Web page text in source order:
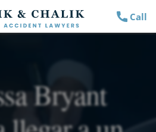
Call
Bryant